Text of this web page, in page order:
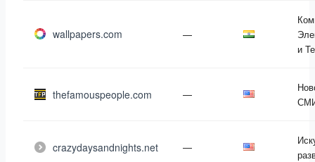
wallpapers.com —
и
thefamouspeople.com —
crazydaysandnights.net —